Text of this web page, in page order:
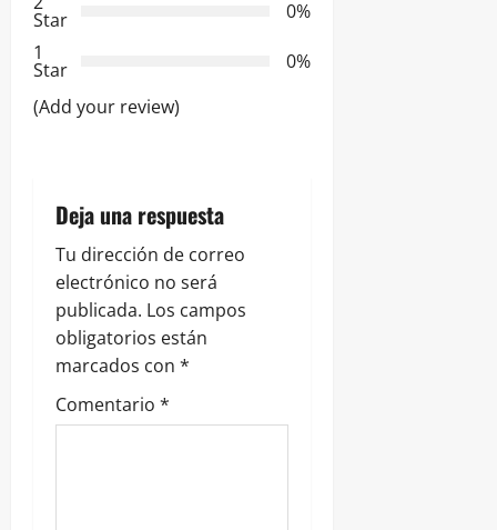
d
e
e
t
r
a
d
a
Star
0%
1
Star
0%
(Add your review)
Deja una respuesta
Tu dirección de correo
electrónico no será
publicada. Los campos
obligatorios están
marcados con *
Comentario *